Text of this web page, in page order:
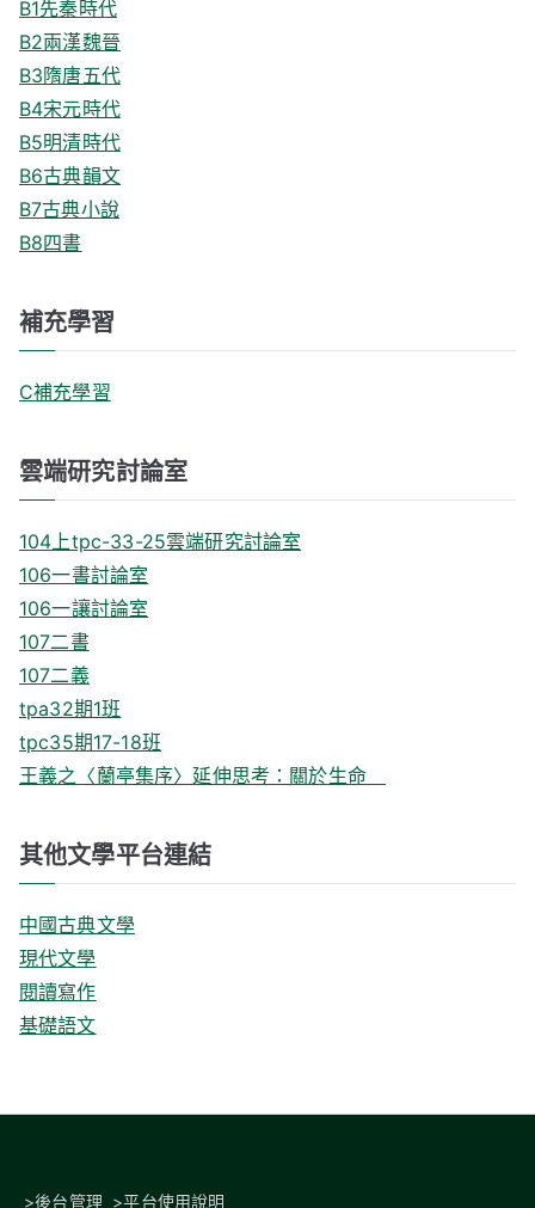
B1先秦時代
B2兩漢魏晉
B3隋唐五代
B4宋元時代
B5明清時代
B6古典韻文
B7古典小說
B8四書
補充學習
C補充學習
雲端研究討論室
104上tpc-33-25雲端研究討論室
106一書討論室
106一讓討論室
107二書
107二義
tpa32期1班
tpc35期17-18班
王義之〈蘭亭集序〉延伸思考：關於生命
其他文學平台連結
中國古典文學
現代文學
閱讀寫作
基礎語文
>後台管理 >平台使用說明